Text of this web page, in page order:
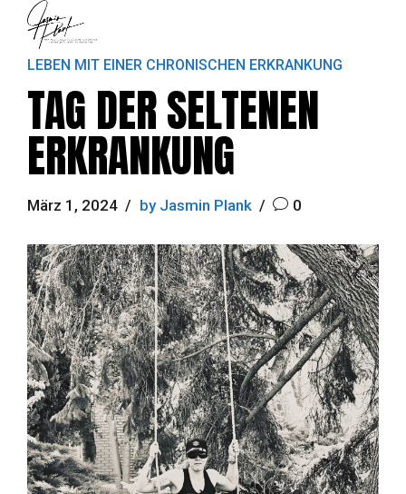
LEBEN MIT EINER CHRONISCHEN ERKRANKUNG
TAG DER SELTENEN
ERKRANKUNG
März 1, 2024 by Jasmin Plank 0